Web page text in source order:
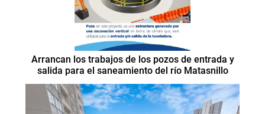
Arrancan los trabajos de los pozos de entrada y
salida para el saneamiento del río Matasnillo